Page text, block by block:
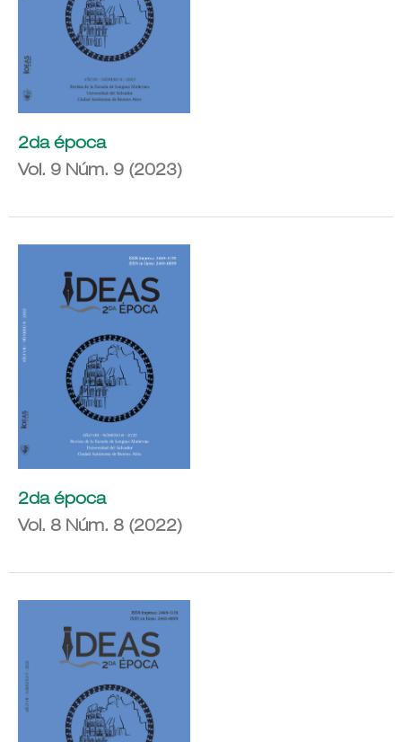
2da época
Vol. 9 Núm. 9 (2023)
2da época
Vol. 8 Núm. 8 (2022)